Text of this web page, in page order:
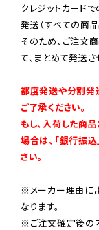
クレジットカード
発送（すべての商
そのため、ご注文
て、まとめて発送さ
都度発送や分割発
ご了承ください。
もし、入荷した商
場合は、「銀行振
さい。
※メーカー理由に
なります。
※ご注文確定後の